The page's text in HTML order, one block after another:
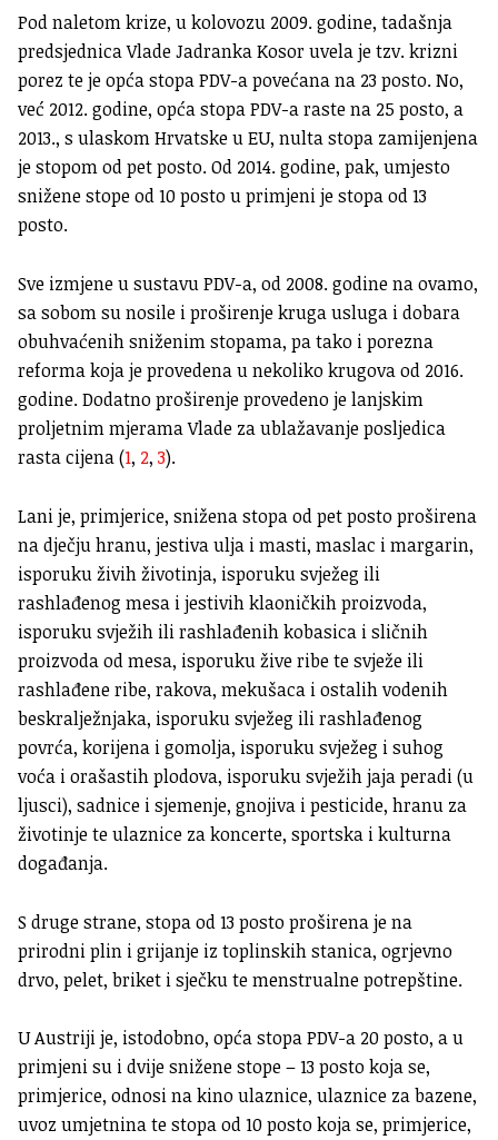
Pod naletom krize, u kolovozu 2009. godine, tadašnja
predsjednica Vlade Jadranka Kosor uvela je tzv. krizni
porez te je opća stopa PDV-a povećana na 23 posto. No,
već 2012. godine, opća stopa PDV-a raste na 25 posto, a
2013., s ulaskom Hrvatske u EU, nulta stopa zamijenjena
je stopom od pet posto. Od 2014. godine, pak, umjesto
snižene stope od 10 posto u primjeni je stopa od 13
posto.
Sve izmjene u sustavu PDV-a, od 2008. godine na ovamo,
sa sobom su nosile i proširenje kruga usluga i dobara
obuhvaćenih sniženim stopama, pa tako i porezna
reforma koja je provedena u nekoliko krugova od 2016.
godine. Dodatno proširenje provedeno je lanjskim
proljetnim mjerama Vlade za ublažavanje posljedica
rasta cijena (1, 2, 3).
Lani je, primjerice, snižena stopa od pet posto proširena
na dječju hranu, jestiva ulja i masti, maslac i margarin,
isporuku živih životinja, isporuku svježeg ili
rashlađenog mesa i jestivih klaoničkih proizvoda,
isporuku svježih ili rashlađenih kobasica i sličnih
proizvoda od mesa, isporuku žive ribe te svježe ili
rashlađene ribe, rakova, mekušaca i ostalih vodenih
beskralježnjaka, isporuku svježeg ili rashlađenog
povrća, korijena i gomolja, isporuku svježeg i suhog
voća i orašastih plodova, isporuku svježih jaja peradi (u
ljusci), sadnice i sjemenje, gnojiva i pesticide, hranu za
životinje te ulaznice za koncerte, sportska i kulturna
događanja.
S druge strane, stopa od 13 posto proširena je na
prirodni plin i grijanje iz toplinskih stanica, ogrjevno
drvo, pelet, briket i sječku te menstrualne potrepštine.
U Austriji je, istodobno, opća stopa PDV-a 20 posto, a u
primjeni su i dvije snižene stope – 13 posto koja se,
primjerice, odnosi na kino ulaznice, ulaznice za bazene,
uvoz umjetnina te stopa od 10 posto koja se, primjerice,